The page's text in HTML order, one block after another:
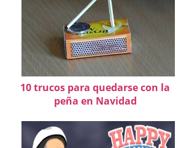
10 trucos para quedarse con la
peña en Navidad